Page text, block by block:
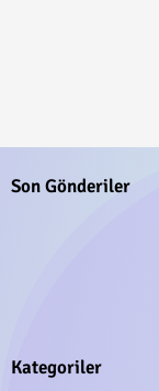
Son Gönderiler
Kategoriler